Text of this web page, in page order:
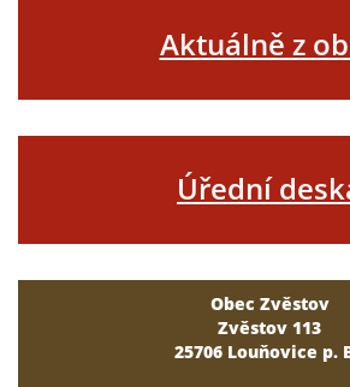
Aktuálně z
Úřední
Obec Zvěstov
Zvěstov 113
25706 Louňovice p.